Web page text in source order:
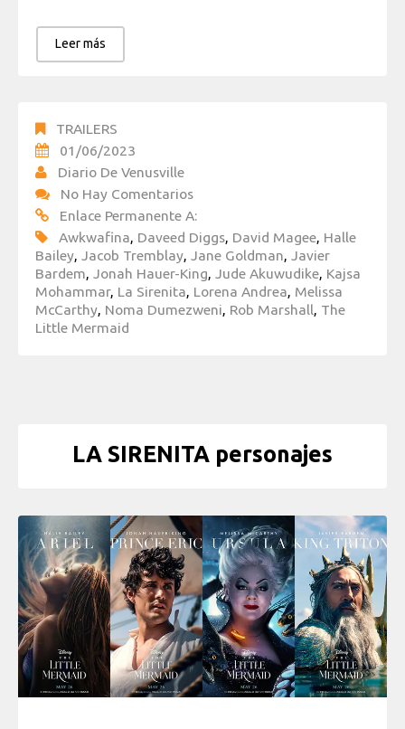
Leer más
TRAILERS
01/06/2023
Diario De Venusville
No Hay Comentarios
Enlace Permanente A:
Awkwafina, Daveed Diggs, David Magee, Halle
Bailey, Jacob Tremblay, Jane Goldman, Javier
Bardem, Jonah Hauer-King, Jude Akuwudike, Kajsa
Mohammar, La Sirenita, Lorena Andrea, Melissa
McCarthy, Noma Dumezweni, Rob Marshall, The
Little Mermaid
LA SIRENITA personajes